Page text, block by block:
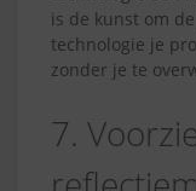
is de kunst om
technologie je
zonder je te
7.